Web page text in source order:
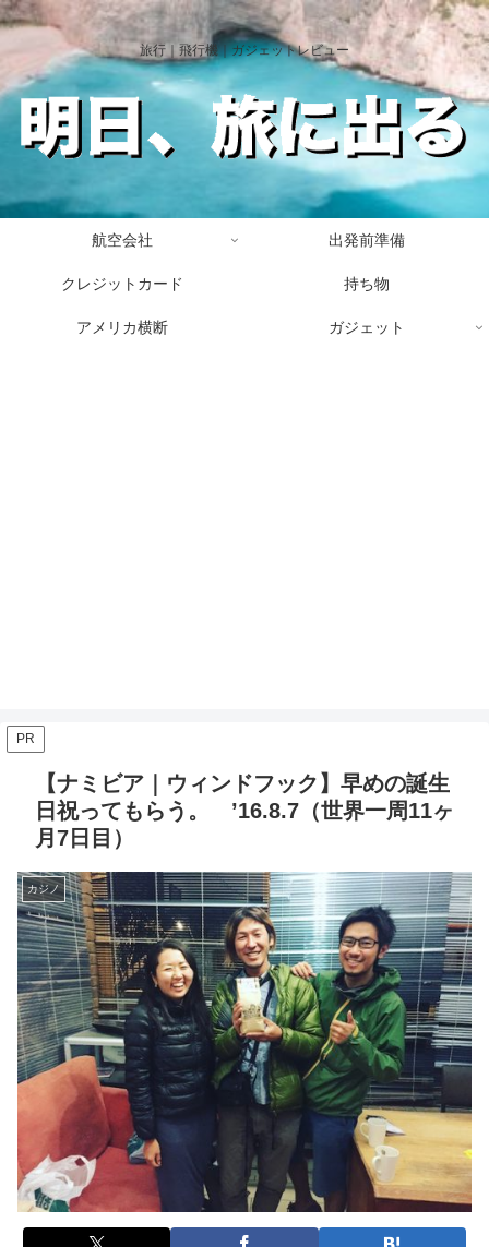
旅行｜飛行機｜ガジェットレビュー
航空会社 出発前準備
クレジットカード 持ち物
アメリカ横断 ガジェット
PR
【ナミビア｜ウィンドフック】早めの誕生
日祝ってもらう。 ’16.8.7（世界一周11ヶ
月7日目）
カジノ